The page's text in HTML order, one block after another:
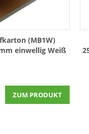
(MB1W)
einwellig Weiß
ZUM PRODUKT